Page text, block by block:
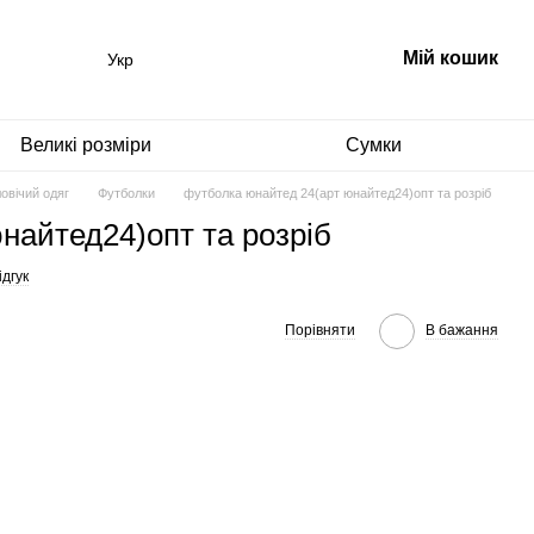
Укр Мій кошик
Великі розміри Сумки
одяг Футболки футболка юнайтед 24(арт юнайтед24)опт та розріб
та розріб
Порівняти В бажання